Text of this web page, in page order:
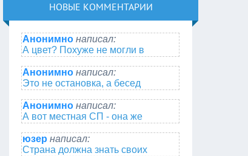
НОВЫЕ КОММЕНТАРИИ
Анонимно написал:
А цвет? Похуже не могли в
Анонимно написал:
Это не остановка, а бесед
Анонимно написал:
А вот местная СП - она же
юзер написал:
Страна должна знать своих